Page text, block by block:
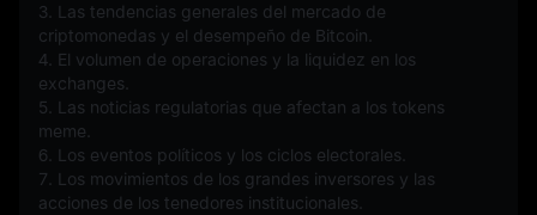
3. Las tendencias generales del mercado de
criptomonedas y el desempeño de Bitcoin.
4. El volumen de operaciones y la liquidez en los
exchanges.
5. Las noticias regulatorias que afectan a los tokens
meme.
6. Los eventos políticos y los ciclos electorales.
7. Los movimientos de los grandes inversores y las
acciones de los tenedores institucionales.